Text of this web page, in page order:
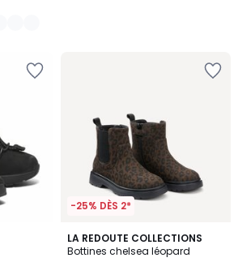
-25% DÈS 2*
LA REDOUTE COLLECTIONS
Bottines chelsea léopard
4,7
/ 5